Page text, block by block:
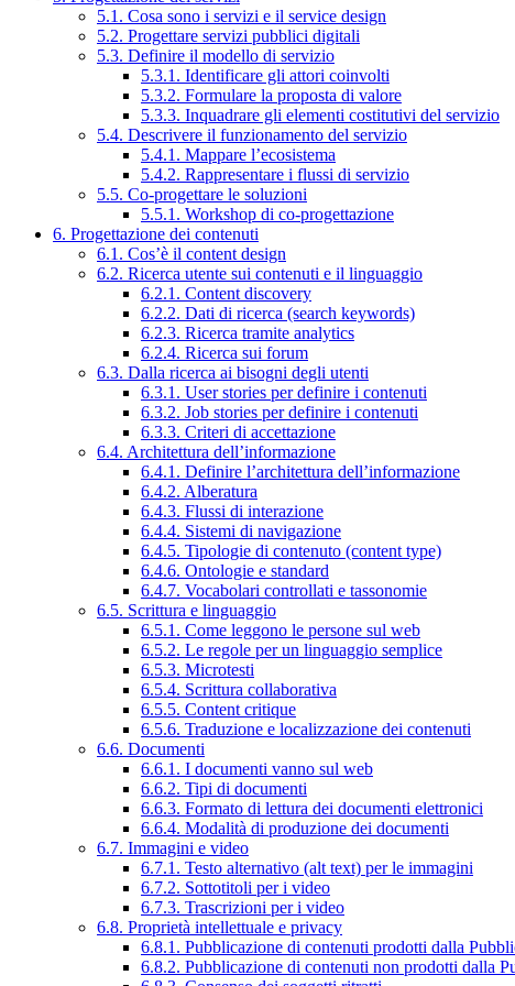
5.1. Cosa sono i servizi e il service design
5.2. Progettare servizi pubblici digitali
5.3. Definire il modello di servizio
5.3.1. Identificare gli attori coinvolti
5.3.2. Formulare la proposta di valore
5.3.3. Inquadrare gli elementi costitutivi del servizio
5.4. Descrivere il funzionamento del servizio
5.4.1. Mappare l’ecosistema
5.4.2. Rappresentare i flussi di servizio
5.5. Co-progettare le soluzioni
5.5.1. Workshop di co-progettazione
6. Progettazione dei contenuti
6.1. Cos’è il content design
6.2. Ricerca utente sui contenuti e il linguaggio
6.2.1. Content discovery
6.2.2. Dati di ricerca (search keywords)
6.2.3. Ricerca tramite analytics
6.2.4. Ricerca sui forum
6.3. Dalla ricerca ai bisogni degli utenti
6.3.1. User stories per definire i contenuti
6.3.2. Job stories per definire i contenuti
6.3.3. Criteri di accettazione
6.4. Architettura dell’informazione
6.4.1. Definire l’architettura dell’informazione
6.4.2. Alberatura
6.4.3. Flussi di interazione
6.4.4. Sistemi di navigazione
6.4.5. Tipologie di contenuto (content type)
6.4.6. Ontologie e standard
6.4.7. Vocabolari controllati e tassonomie
6.5. Scrittura e linguaggio
6.5.1. Come leggono le persone sul web
6.5.2. Le regole per un linguaggio semplice
6.5.3. Microtesti
6.5.4. Scrittura collaborativa
6.5.5. Content critique
6.5.6. Traduzione e localizzazione dei contenuti
6.6. Documenti
6.6.1. I documenti vanno sul web
6.6.2. Tipi di documenti
6.6.3. Formato di lettura dei documenti elettronici
6.6.4. Modalità di produzione dei documenti
6.7. Immagini e video
6.7.1. Testo alternativo (alt text) per le immagini
6.7.2. Sottotitoli per i video
6.7.3. Trascrizioni per i video
6.8. Proprietà intellettuale e privacy
6.8.1. Pubblicazione di contenuti prodotti dalla
6.8.2. Pubblicazione di contenuti non prodotti dalla